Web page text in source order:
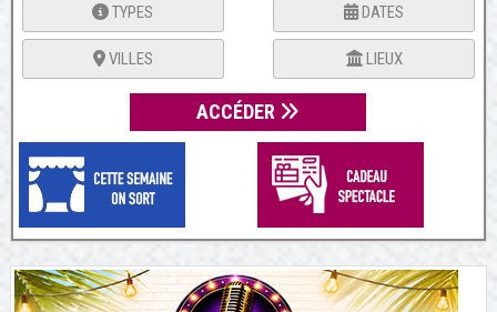
TYPES DATES
VILLES LIEUX
ACCÉDER